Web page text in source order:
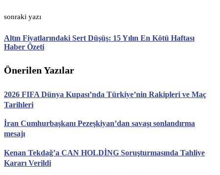
sonraki yazı
Altın Fiyatlarındaki Sert Düşüş: 15 Yılın En Kötü Haftası
Haber Özeti
Önerilen Yazılar
2026 FIFA Dünya Kupası’nda Türkiye’nin Rakipleri ve Maç
Tarihleri
İran Cumhurbaşkanı Pezeşkiyan’dan savaşı sonlandırma
mesajı
Kenan Tekdağ’a CAN HOLDİNG Soruşturmasında Tahliye
Kararı Verildi